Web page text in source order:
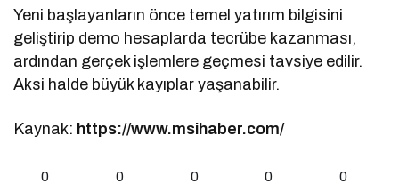
Yeni başlayanların önce temel yatırım bilgisini
geliştirip demo hesaplarda tecrübe kazanması,
ardından gerçek işlemlere geçmesi tavsiye edilir.
Aksi halde büyük kayıplar yaşanabilir.
Kaynak: https://www.msihaber.com/
0 0 0 0 0